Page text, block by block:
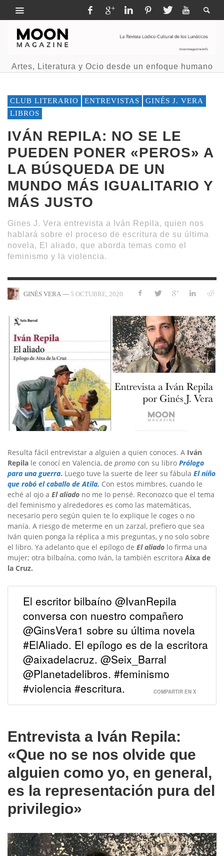
Artes, Literatura y Ocio desde un enfoque humano
CLUB LITERARIO ENTREVISTAS
GINÉS J. VERA
LIBROS
IVÁN REPILA: NO SE LE
PUEDEN PONER «PEROS» A
LA BÚSQUEDA DE UN
MUNDO MÁS IGUALITARIO Y
MÁS JUSTO
Gines J. Vera entrevista a Iván Repila, quien nos
hablará sobre el proceso de escritura de su última
novela, El aliado, que aborda temas como el
feminismo y la violencia.
GINÉS VERA — 5 OCTUBRE, 2020
Resulta fácil entrevistar a alguien a quien conoces. A Iván
Repila le conocí en Valencia, de promo con su libro Prólogo
para una guerra. Luego tuve la suerte de leer su fábula El niño
que robó el caballo de Atila. Con estos mimbres, cuando le
eché al ojo a El aliado no me lo pensé. Reconozco que el tema
del feminismo y alrededores es como las matemáticas,
necesario pero según quien te lo explique le coges o no
manía. A riesgo de meterme en un zarzal, prefiero que sea
Iván quien ponga la réplica a mis preguntas, y no solo sobre
el libro. Ya adelanto que el epílogo de El aliado lo firma una
mujer; otra bilbaína, como Iván, la también escritora Aixa de
la Cruz.
El escritor bilbaíno @IvanRepila
conversa con nuestro compañero
@GinsVera1 sobre su última novela
#ElAliado. El epílogo es de la escritora
@aixadelacruz. @Seix_Barral
@Planetadelibros. #feminismo
#violencia #escritura.
COMPARTIR EN X
Entrevista a Iván Repila:
«Que no se nos olvide que
alguien como yo, en general,
es la representación pura del
privilegio»